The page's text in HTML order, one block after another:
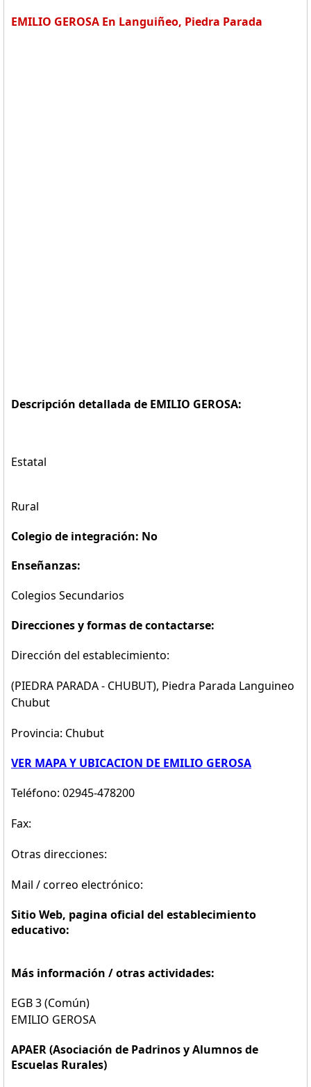
EMILIO GEROSA En Languiñeo, Piedra Parada
Descripción detallada de EMILIO GEROSA:
Estatal
Rural
Colegio de integración: No
Enseñanzas:
Colegios Secundarios
Direcciones y formas de contactarse:
Dirección del establecimiento:
(PIEDRA PARADA - CHUBUT), Piedra Parada Languineo
Chubut
Provincia: Chubut
VER MAPA Y UBICACION DE EMILIO GEROSA
Teléfono: 02945-478200
Fax:
Otras direcciones:
Mail / correo electrónico:
Sitio Web, pagina oficial del establecimiento
educativo:
Más información / otras actividades:
EGB 3 (Común)
EMILIO GEROSA
APAER (Asociación de Padrinos y Alumnos de
Escuelas Rurales)